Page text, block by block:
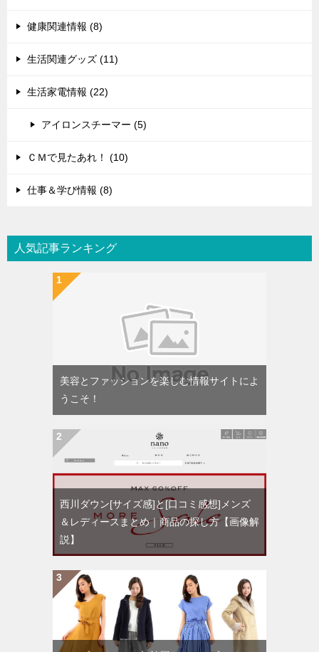
健康関連情報 (8)
生活関連グッズ (11)
生活家電情報 (22)
アイロンスチーマー (5)
ＣＭで見たあれ！ (10)
仕事＆学び情報 (8)
人気記事ランキング
美容とファッションを楽しむ情報サイトによ
うこそ！
西川ダウン[サイズ感]と[口コミ感想]メンズ
＆レディースまとめ｜商品の探し方【画像解
説】